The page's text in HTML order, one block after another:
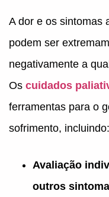
A dor e os sintomas
podem ser
negativamente a
Os cuidados
ferramentas para o
sofrimento, incluindo:
Avaliação
outros